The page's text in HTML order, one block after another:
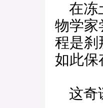
在冻
物学家
程是刹
如此保
这奇